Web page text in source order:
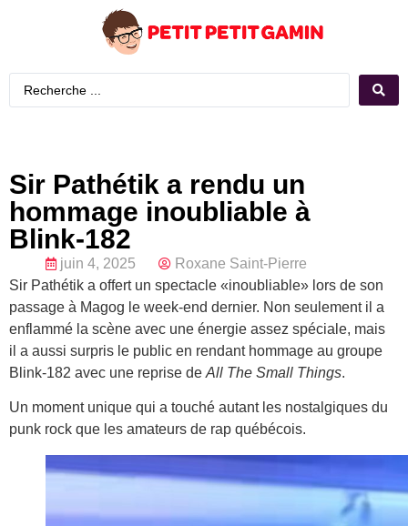
Sir Pathétik a rendu un
hommage inoubliable à
Blink-182
juin 4, 2025
Roxane Saint-Pierre
Sir Pathétik a offert un spectacle «inoubliable» lors de son
passage à Magog le week-end dernier. Non seulement il a
enflammé la scène avec une énergie assez spéciale, mais
il a aussi surpris le public en rendant hommage au groupe
Blink-182 avec une reprise de All The Small Things.
Un moment unique qui a touché autant les nostalgiques du
punk rock que les amateurs de rap québécois.